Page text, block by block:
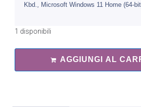
Kbd., Microsoft Windows 11 Home (64-
1 disponibili
AGGIUNGI AL